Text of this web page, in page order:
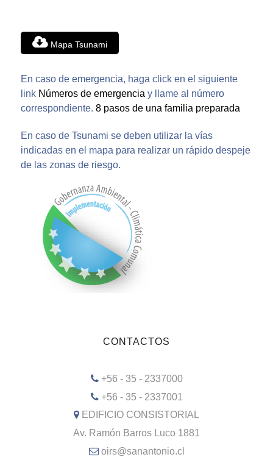
Mapa Tsunami
En caso de emergencia, haga click en el siguiente
link Números de emergencia y llame al número
correspondiente. 8 pasos de una familia preparada
En caso de Tsunami se deben utilizar la vías
indicadas en el mapa para realizar un rápido despeje
de las zonas de riesgo.
CONTACTOS
+56 - 35 - 2337000
+56 - 35 - 2337001
EDIFICIO CONSISTORIAL
Av. Ramón Barros Luco 1881
oirs@sanantonio.cl